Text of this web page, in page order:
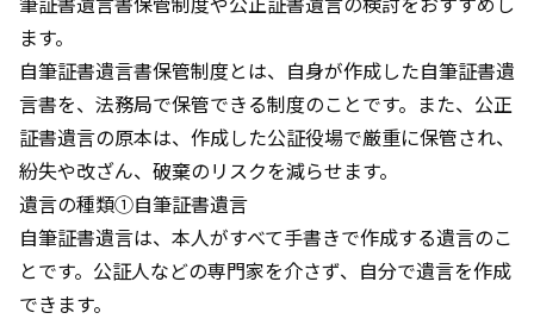
ます。
自筆証書遺言書保管制度とは、自身が作成した自筆証書遺
言書を、法務局で保管できる制度のことです。また、公正
証書遺言の原本は、作成した公証役場で厳重に保管され、
紛失や改ざん、破棄のリスクを減らせます。
遺言の種類①自筆証書遺言
自筆証書遺言は、本人がすべて手書きで作成する遺言のこ
とです。公証人などの専門家を介さず、自分で遺言を作成
できます。